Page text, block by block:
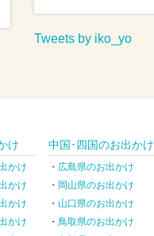
Tweets by iko_yo
け
かけ
かけ
かけ
かけ
中国･四国のお出かけ
広島県のお出かけ
岡山県のお出かけ
山口県のお出かけ
鳥取県のお出かけ